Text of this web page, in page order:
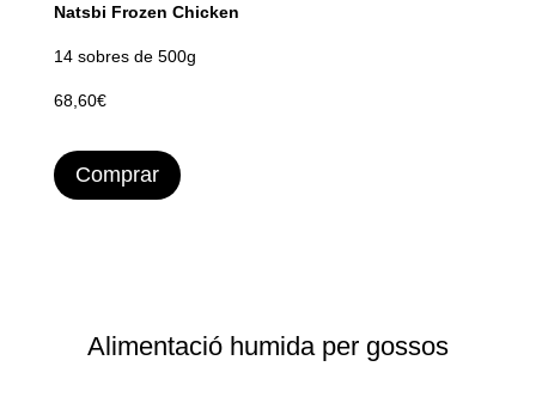
Natsbi Frozen Chicken
14 sobres de 500g
68,60€
Comprar
Alimentació humida per gossos